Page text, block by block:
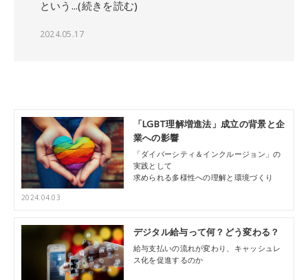
という...(続きを読む)
2024.05.17
2024.04.03
「LGBT理解増進法」成立の背景と企
業への影響
「ダイバーシティ＆インクルージョン」の
実践として
求められる多様性への理解と環境づくり
デジタル給与って何？どう変わる？
給与支払いの流れが変わり、キャッシュレ
ス化を促進するのか